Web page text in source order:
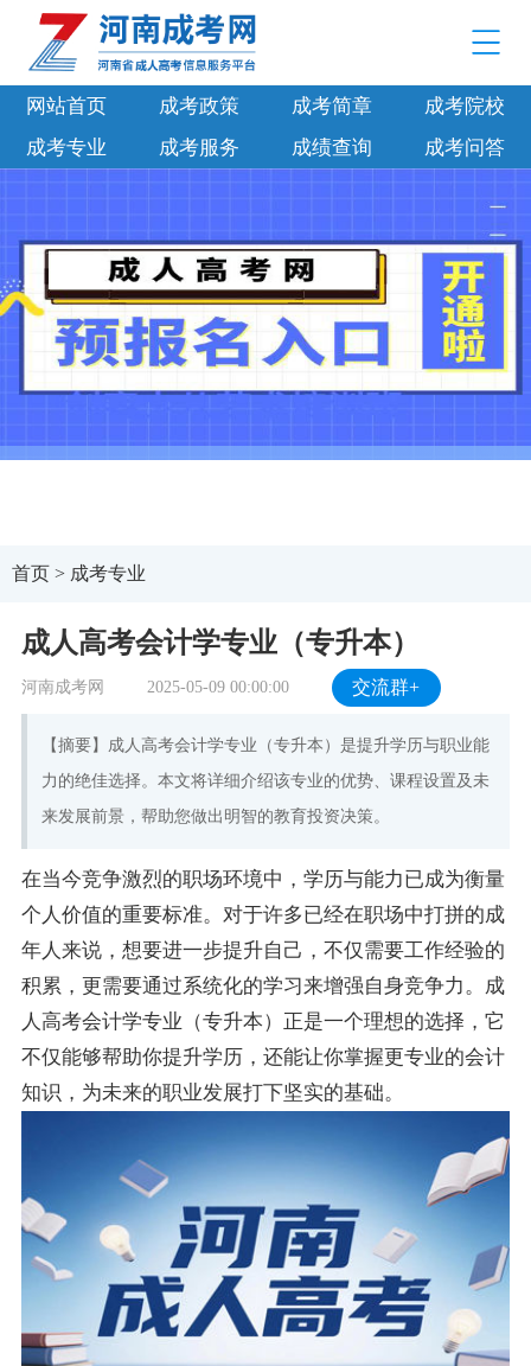
网站首页 成考政策 成考简章
成考院校
成考专业
成考服务 成绩查询 成考问答
首页> 成考专业
成人高考会计学专业（专升本）
河南成考网 2025-05-09 00:00:00 交流群+
【摘要】成人高考会计学专业（专升本）是提升学历与职业能
力的绝佳选择。本文将详细介绍该专业的优势、课程设置及未
来发展前景，帮助您做出明智的教育投资决策。
在当今竞争激烈的职场环境中，学历与能力已成为衡量
个人价值的重要标准。对于许多已经在职场中打拼的成
年人来说，想要进一步提升自己，不仅需要工作经验的
积累，更需要通过系统化的学习来增强自身竞争力。成
人高考会计学专业（专升本）正是一个理想的选择，它
不仅能够帮助你提升学历，还能让你掌握更专业的会计
知识，为未来的职业发展打下坚实的基础。